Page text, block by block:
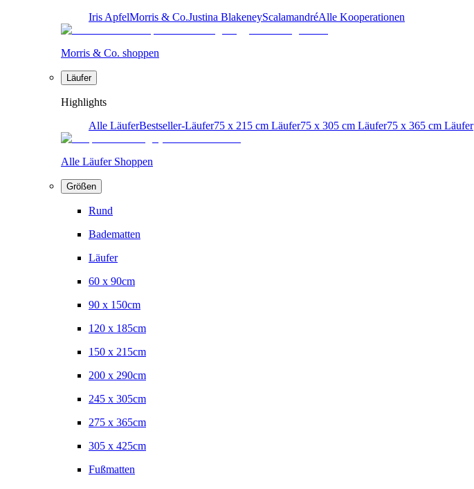
Iris ApfelMorris & Co.Justina BlakeneyScalamandréAlle Kooperationen
Morris & Co. shoppen
Läufer
Highlights
Alle LäuferBestseller-Läufer75 x 215 cm Läufer75 x 305 cm Läufer75 x 365 cm Läufer
Alle Läufer Shoppen
Größen
Rund
Badematten
Läufer
60 x 90cm
90 x 150cm
120 x 185cm
150 x 215cm
200 x 290cm
245 x 305cm
275 x 365cm
305 x 425cm
Fußmatten